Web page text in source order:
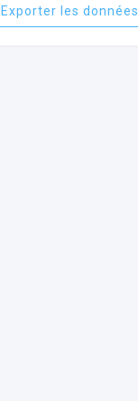
Exporter les données